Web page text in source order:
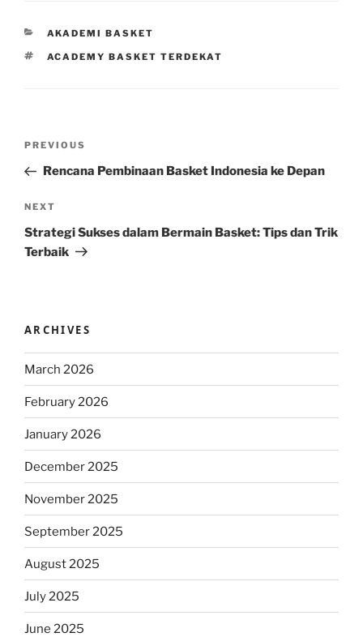
CATEGORIES
AKADEMI BASKET
TAGS
ACADEMY BASKET TERDEKAT
Previous
Post
PREVIOUS
Rencana Pembinaan Basket Indonesia ke Depan
Next
Post
NEXT
Strategi Sukses dalam Bermain Basket: Tips dan Trik
Terbaik
ARCHIVES
March 2026
February 2026
January 2026
December 2025
November 2025
September 2025
August 2025
July 2025
June 2025